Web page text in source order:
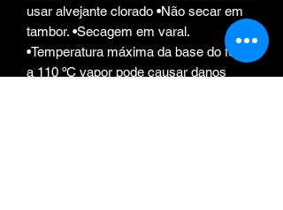
usar alvejante clorado •Não secar em
tambor. •Secagem em varal.
•Temperatura máxima da base do ferro
a 110 ºC vapor pode causar danos